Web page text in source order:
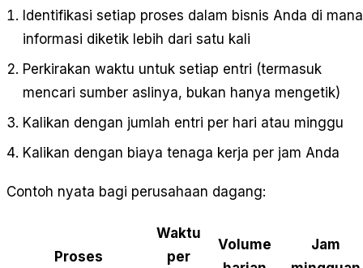
Identifikasi setiap proses dalam bisnis Anda di mana
informasi diketik lebih dari satu kali
Perkirakan waktu untuk setiap entri (termasuk
mencari sumber aslinya, bukan hanya mengetik)
Kalikan dengan jumlah entri per hari atau minggu
Kalikan dengan biaya tenaga kerja per jam Anda
Contoh nyata bagi perusahaan dagang:
Proses
Waktu
per
Volume
Jam